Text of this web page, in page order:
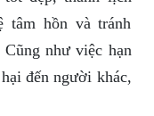
tâm hồn và tránh
như việc hạn
đến người khác,